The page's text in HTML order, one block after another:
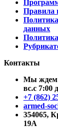
Правила
данных
Контакты
Мы ждем
вс.с 7:00
+7 (862)
armed-
354065,
19А